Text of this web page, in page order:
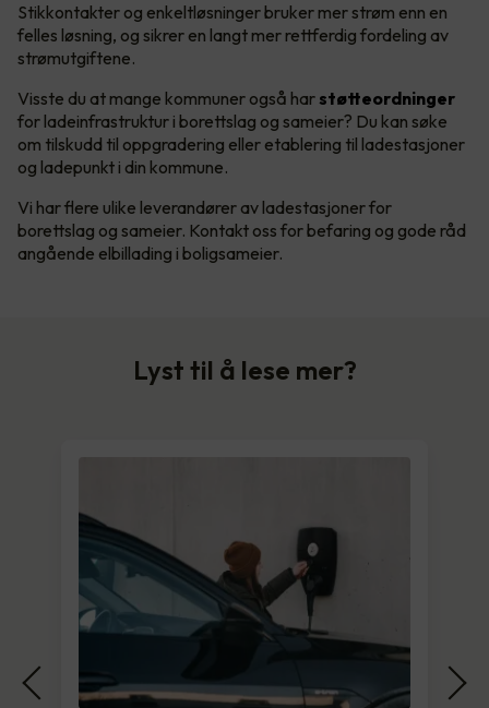
Stikkontakter og enkeltløsninger bruker mer strøm enn en
felles løsning, og sikrer en langt mer rettferdig fordeling av
strømutgiftene.
Visste du at mange kommuner også har støtteordninger
for ladeinfrastruktur i borettslag og sameier? Du kan søke
om tilskudd til oppgradering eller etablering til ladestasjoner
og ladepunkt i din kommune.
Vi har flere ulike leverandører av ladestasjoner for
borettslag og sameier. Kontakt oss for befaring og gode råd
angående elbillading i boligsameier.
Lyst til å lese mer?